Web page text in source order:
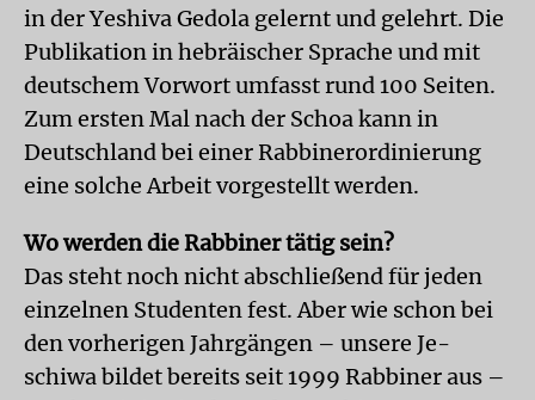
in der Yeshiva Gedola gelernt und gelehrt. Die
Publikation in hebräischer Sprache und mit
deutschem Vorwort umfasst rund 100 Seiten.
Zum ersten Mal nach der Schoa kann in
Deutschland bei einer Rabbinerordinierung
eine solche Arbeit vorgestellt werden.
Wo werden die Rabbiner tätig sein?
Das steht noch nicht abschließend für jeden
einzelnen Studenten fest. Aber wie schon bei
den vorherigen Jahrgängen – unsere Je-
schiwa bildet bereits seit 1999 Rabbiner aus –